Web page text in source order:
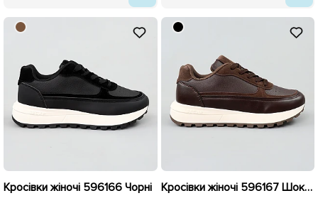
Кросівки жіночі 596166 Чорні Кросівки жіночі 596167 Шоколад